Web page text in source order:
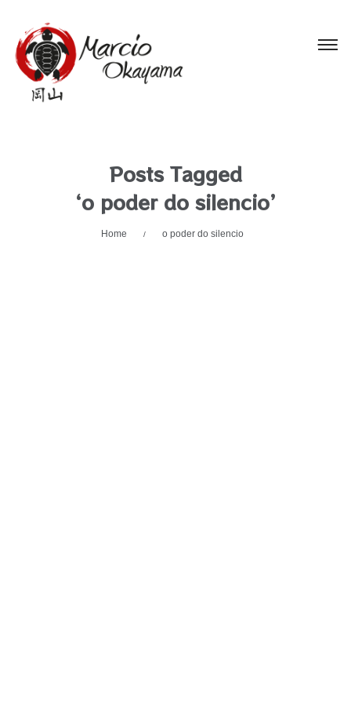
Posts Tagged
‘o poder do silencio’
Home / o poder do silencio